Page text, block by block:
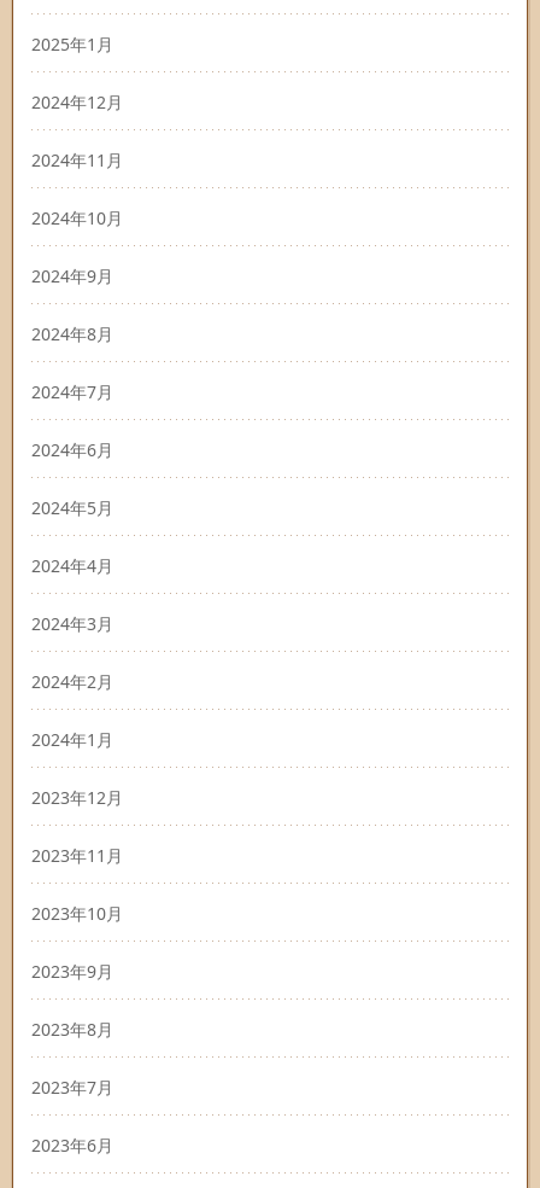
2025年1月
2024年12月
2024年11月
2024年10月
2024年9月
2024年8月
2024年7月
2024年6月
2024年5月
2024年4月
2024年3月
2024年2月
2024年1月
2023年12月
2023年11月
2023年10月
2023年9月
2023年8月
2023年7月
2023年6月